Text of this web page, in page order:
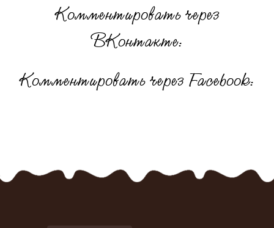
Комментировать через
ВКонтакте:
Комментировать через Facebook: